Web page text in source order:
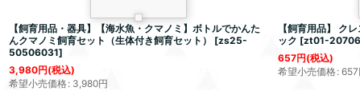
【飼育用品・器具】【海水魚・クマノミ】ボトルでかんた
んクマノミ飼育セット（生体付き飼育セット）
[zs25-
50506031]
3,980円(税込)
希望小売価格: 3,980円
【飼育用品】 ク
ック [zt01-
657円(税込)
希望小売価格: 657